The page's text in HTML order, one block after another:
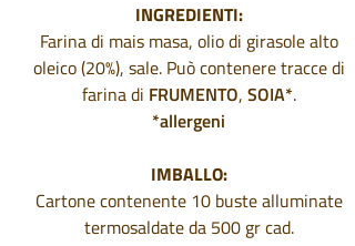
INGREDIENTI:
Farina di mais masa, olio di girasole alto
oleico (20%), sale. Può contenere tracce di
farina di FRUMENTO, SOIA*.
*allergeni
IMBALLO:
Cartone contenente 10 buste alluminate
termosaldate da 500 gr cad.